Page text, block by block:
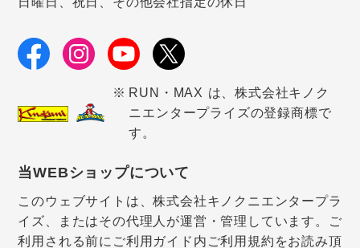
RUN・MAX は、株式会社キノク
ニエンタープライズの登録商標で
す。
当WEBショップについて
このウェブサイトは、株式会社キノクニエンタープラ
イズ、またはその代理人が運営・管理しています。ご
利用される前にご利用ガイド内ご利用規約をお読み頂